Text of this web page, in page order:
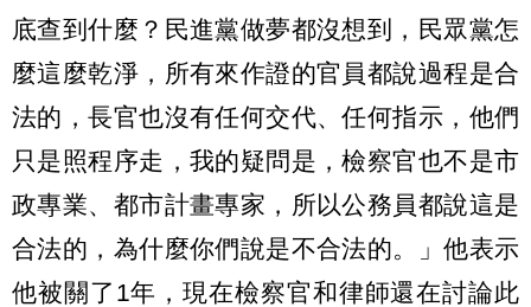
底查到什麼？民進黨做夢都沒想到，民眾黨怎
麼這麼乾淨，所有來作證的官員都說過程是合
法的，長官也沒有任何交代、任何指示，他們
只是照程序走，我的疑問是，檢察官也不是市
政專業、都市計畫專家，所以公務員都說這是
合法的，為什麼你們說是不合法的。」他表示
他被關了1年，現在檢察官和律師還在討論此